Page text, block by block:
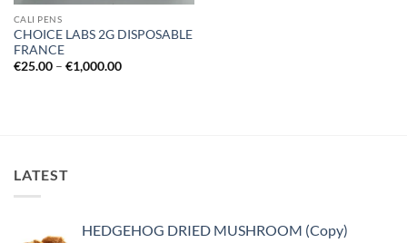
CALI PENS
CHOICE LABS 2G DISPOSABLE
FRANCE
€25.00 – €1,000.00Price
LATEST
HEDGEHOG DRIED MUSHROOM (Copy)